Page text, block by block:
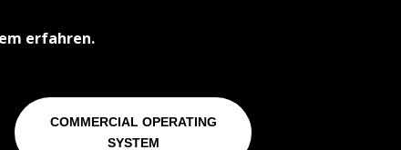
erfahren.
COMMERCIAL OPERATING
SYSTEM